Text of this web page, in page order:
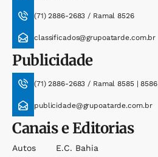
(71) 2886-2683 / Ramal 8526
classificados@grupoatarde.com.br
Publicidade
(71) 2886-2683 / Ramal 8585 | 8586
publicidade@grupoatarde.com.br
Canais e Editorias
Autos
E.c. Bahia